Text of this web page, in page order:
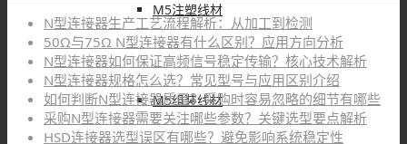
M5注塑线材
M5组装线材
N型连接器生产工艺流程解析：从加工到检测
50Ω与75Ω N型连接器有什么区别？应用方向分析
N型连接器如何保证高频信号稳定传输？核心技术解析
N型连接器规格怎么选？常见型号与应用区别介绍
如何判断N型连接器质量？采购时容易忽略的细节有哪些
采购N型连接器需要关注哪些参数？关键选型要点解析
HSD连接器选型误区有哪些？避免影响系统稳定性